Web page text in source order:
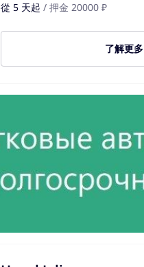
從 5 天起 / 押金 20000 ₽
了解更多